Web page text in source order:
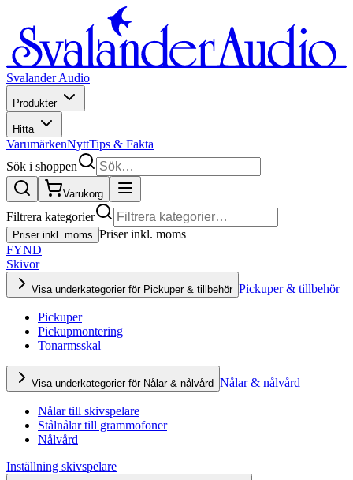
Svalander Audio
Produkter
Hitta
VarumärkenNyttTips & Fakta
Sök i shoppen
Varukorg
Filtrera kategorier
Priser inkl. moms Priser inkl. moms
FYND
Skivor
Visa underkategorier för Pickuper & tillbehör Pickuper & tillbehör
Pickuper
Pickupmontering
Tonarmsskal
Visa underkategorier för Nålar & nålvård Nålar & nålvård
Nålar till skivspelare
Stålnålar till grammofoner
Nålvård
Inställning skivspelare